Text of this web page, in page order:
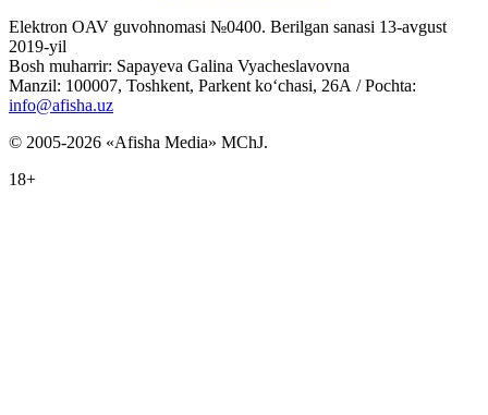
Elektron OAV guvohnomasi №0400. Berilgan sanasi 13-avgust
2019-yil
Bosh muharrir: Sapayeva Galina Vyacheslavovna
Manzil: 100007, Toshkent, Parkent ko‘chasi, 26А / Pochta:
info@afisha.uz
© 2005-2026 «Afisha Media» MChJ.
18+